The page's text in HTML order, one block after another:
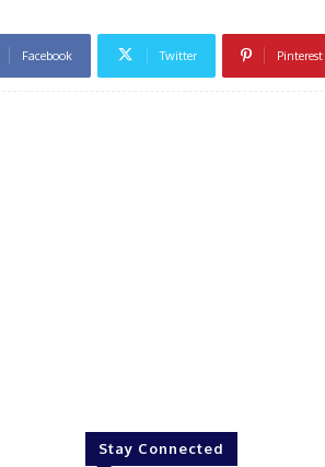
Facebook Twitter Pinterest
Stay Connected